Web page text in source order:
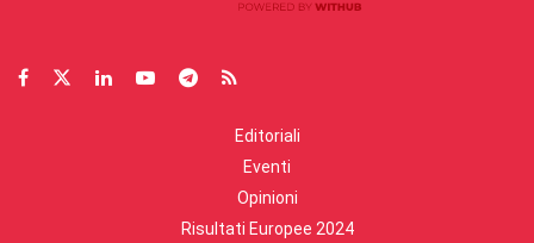
Editoriali
Eventi
Opinioni
Risultati Europee 2024